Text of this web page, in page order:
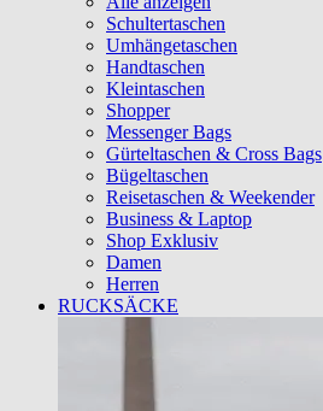
Schultertaschen
Umhängetaschen
Handtaschen
Kleintaschen
Shopper
Messenger Bags
Gürteltaschen & Cross Bags
Bügeltaschen
Reisetaschen & Weekender
Business & Laptop
Shop Exklusiv
Damen
Herren
RUCKSÄCKE